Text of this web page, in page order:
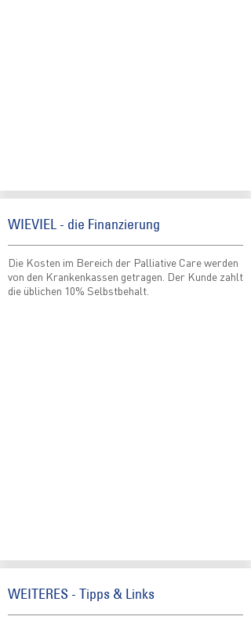
WIEVIEL - die Finanzierung
Die Kosten im Bereich der Palliative Care werden
von den Krankenkassen getragen. Der Kunde zahlt
die üblichen 10% Selbstbehalt.
WEITERES - Tipps & Links